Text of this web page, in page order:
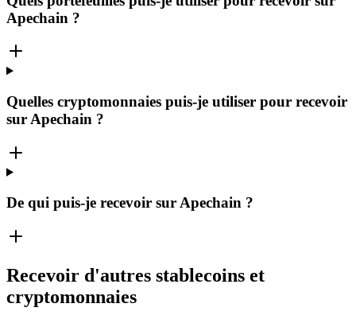
Apechain ?
Quelles cryptomonnaies puis-je utiliser pour recevoir
sur Apechain ?
De qui puis-je recevoir sur Apechain ?
Recevoir d'autres stablecoins et
cryptomonnaies